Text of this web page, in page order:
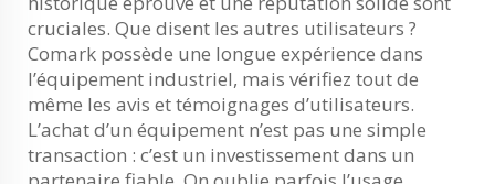
cruciales. Que disent les autres utilisateurs ?
Comark possède une longue expérience dans
l’équipement industriel, mais vérifiez tout de
même les avis et témoignages d’utilisateurs.
L’achat d’un équipement n’est pas une simple
transaction : c’est un investissement dans un